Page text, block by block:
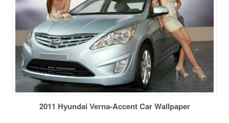
2011 Hyundai Verna-Accent Car Wallpaper